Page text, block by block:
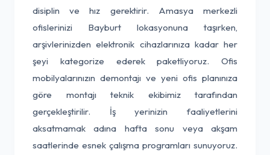
disiplin ve hız gerektirir. Amasya merkezli
ofislerinizi Bayburt lokasyonuna taşırken,
arşivlerinizden elektronik cihazlarınıza kadar her
şeyi kategorize ederek paketliyoruz. Ofis
mobilyalarınızın demontajı ve yeni ofis planınıza
göre montajı teknik ekibimiz tarafından
gerçekleştirilir. İş yerinizin faaliyetlerini
aksatmamak adına hafta sonu veya akşam
saatlerinde esnek çalışma programları sunuyoruz.